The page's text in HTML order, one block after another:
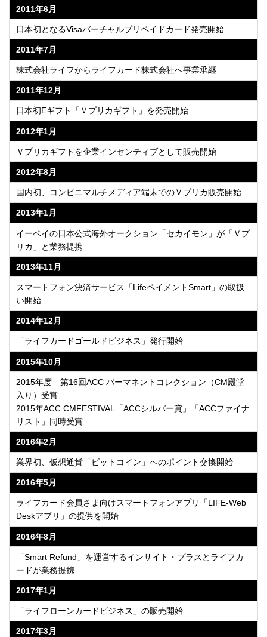
2011年6月
日本初となるVisaバーチャルプリペイドカード発売開始
2011年7月
株式会社ライフからライフカード株式会社へ事業承継
2011年12月
日本初Eギフト「Ｖプリカギフト」を発売開始
2012年1月
Ｖプリカギフトを企業インセンティブとして販売開始
2012年8月
国内初、コンビニマルチメディア端末でのＶプリカ販売開始
2013年1月
イーベイの日本公式海外オークション「セカイモン」が「Ｖプ
リカ」と業務提携
2013年11月
スマートフォン決済サービス「LifeペイメントSmart」の取扱
い開始
2014年12月
「ライフカードゴールドビジネス」発行開始
2015年10月
2015年度 第16回ACC パーマネントコレクション（CM殿堂
入り）受賞
2015年ACC CMFESTIVAL「ACCシルバー賞」「ACCファイナ
リスト」同時受賞
2016年2月
業界初、仮想通貨「ビットコイン」へのポイント交換開始
2016年5月
ライフカード会員さま向けスマートフォンアプリ「LIFE-Web
Deskアプリ」の提供を開始
2016年8月
「Smart Refund」を運営するインサイト・プラスとライフカ
ードが業務提携
2017年1月
「ライフローンカードビジネス」の販売開始
2017年3月